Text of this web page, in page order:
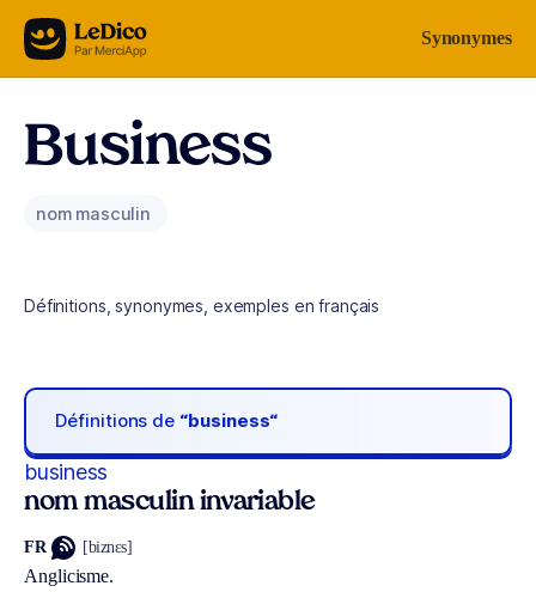
Aller au contenu Synonymes
Business
nom masculin
Définitions, synonymes, exemples en français
Définitions de “business“
business
nom masculin invariable
FR [biznɛs]
Anglicisme.